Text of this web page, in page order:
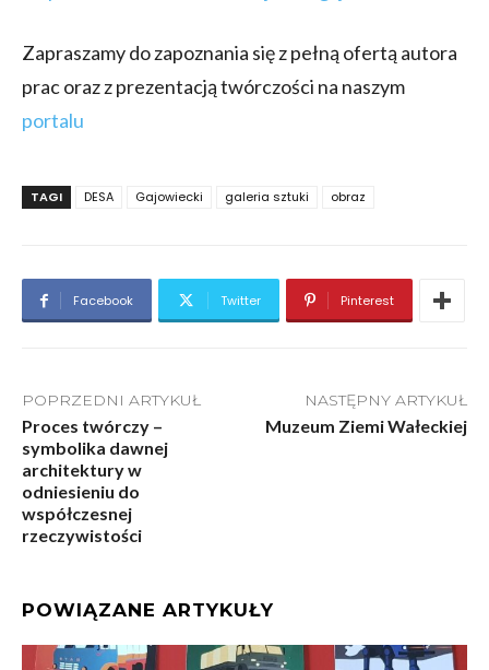
Zapraszamy do zapoznania się z pełną ofertą autora
prac oraz z prezentacją twórczości na naszym
portalu
TAGI DESA Gajowiecki galeria sztuki obraz
Facebook Twitter Pinterest
POPRZEDNI ARTYKUŁ
Proces twórczy –
symbolika dawnej
architektury w
odniesieniu do
współczesnej
rzeczywistości
NASTĘPNY ARTYKUŁ
Muzeum Ziemi Wałeckiej
POWIĄZANE ARTYKUŁY